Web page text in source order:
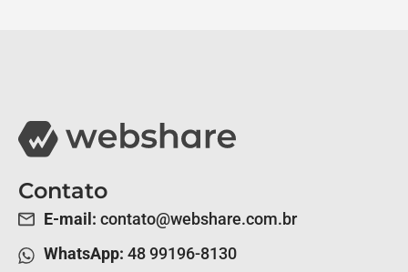
Contato
E-mail: contato@webshare.com.br
WhatsApp: 48 99196-8130